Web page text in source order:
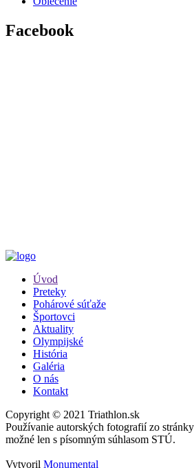
Facebook
Úvod
Preteky
Pohárové súťaže
Športovci
Aktuality
Olympijské
História
Galéria
O nás
Kontakt
Copyright © 2021 Triathlon.sk
Používanie autorských fotografií zo
možné len s písomným súhlasom STÚ.
Vytvoril Monumental